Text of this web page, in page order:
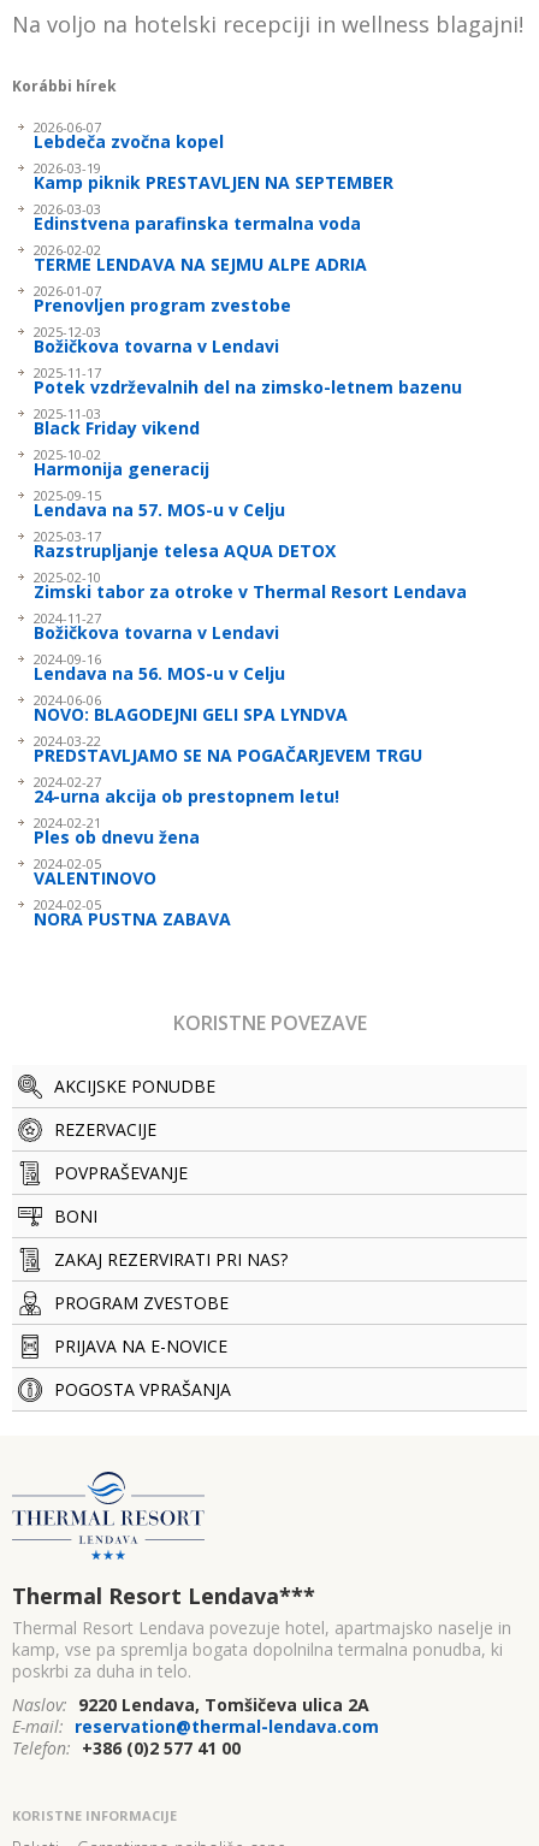
Na voljo na hotelski recepciji in wellness blagajni!
Korábbi hírek
2026-06-07
Lebdeča zvočna kopel
2026-03-19
Kamp piknik PRESTAVLJEN NA SEPTEMBER
2026-03-03
Edinstvena parafinska termalna voda
2026-02-02
TERME LENDAVA NA SEJMU ALPE ADRIA
2026-01-07
Prenovljen program zvestobe
2025-12-03
Božičkova tovarna v Lendavi
2025-11-17
Potek vzdrževalnih del na zim­sko-letnem bazenu
2025-11-03
Black Friday vikend
2025-10-02
Harmonija generacij
2025-09-15
Lendava na 57. MOS-u v Celju
2025-03-17
Razstrupljanje telesa AQUA DETOX
2025-02-10
Zimski tabor za otroke v Thermal Resort Lendava
2024-11-27
Božičkova tovarna v Lendavi
2024-09-16
Lendava na 56. MOS-u v Celju
2024-06-06
NOVO: BLAGODEJNI GELI SPA LYNDVA
2024-03-22
PREDSTAVLJAMO SE NA POGAČARJEVEM TRGU
2024-02-27
24-urna akcija ob prestopnem letu!
2024-02-21
Ples ob dnevu žena
2024-02-05
VALENTINOVO
2024-02-05
NORA PUSTNA ZABAVA
KORISTNE POVEZAVE
AKCIJSKE PONUDBE
REZERVACIJE
POVPRAŠEVANJE
BONI
ZAKAJ REZERVIRATI PRI NAS?
PROGRAM ZVESTOBE
PRIJAVA NA E-NOVICE
POGOSTA VPRAŠANJA
Thermal Resort Lendava***
Thermal Resort Lendava povezuje hotel, apartmajsko naselje in
kamp, vse pa spremlja bogata dopolnilna termalna ponudba, ki
poskrbi za duha in telo.
Naslov: 9220 Lendava, Tomšičeva ulica 2A
E-mail: reservation@thermal-lendava.com
Telefon: +386 (0)2 577 41 00
KORISTNE INFORMACIJE